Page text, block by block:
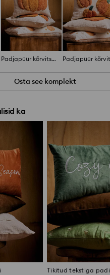
Padjapüür kõrvitsa mustriga
Osta see komplekt
ka
Tikitud tekstiga padi